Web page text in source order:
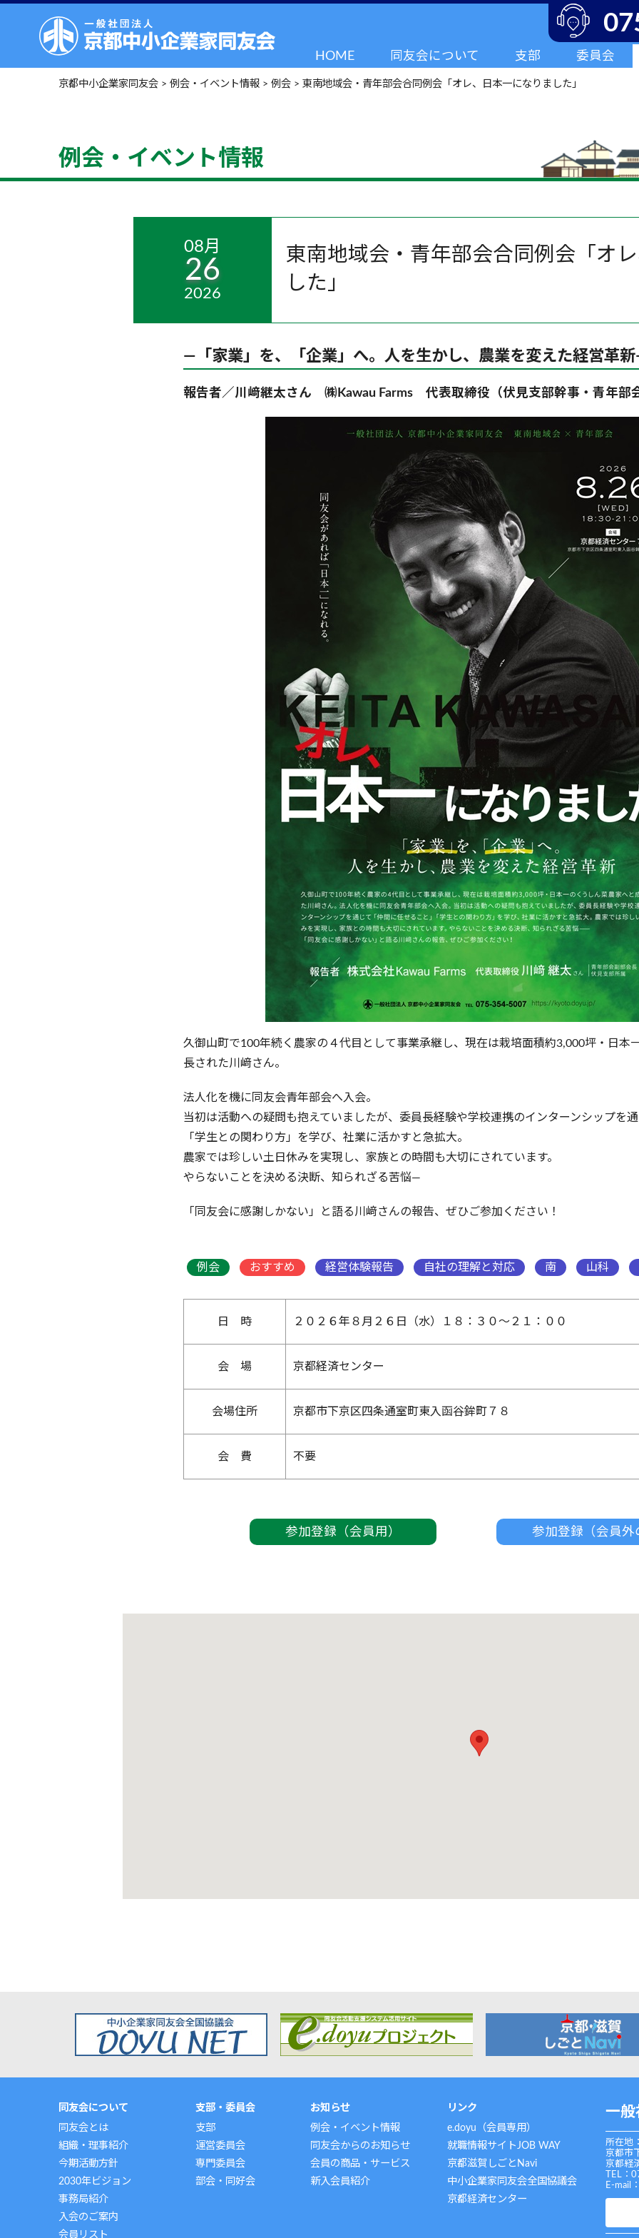
HOME 同友会について 支部 委員会
京都中小企業家同友会 > 例会・イベント情報 > 例会 > 東南地域会・青年部会合同例会「オレ、日本一になりました」
例会・イベント情報
08月
26
2026
東南地域会・青年部会合同例会「オ
した」
―「家業」を、「企業」へ。人を生かし、農業を変えた経営革
報告者／川﨑継太さん ㈱Kawau Farms 代表取締役（伏見支部幹事・青年部
久御山町で100年続く農家の４代目として事業承継し、現在は栽培面積約3,000坪・日本
長された川﨑さん。
法人化を機に同友会青年部会へ入会。
当初は活動への疑問も抱えていましたが、委員長経験や学校連携のインターンシップを
「学生との関わり方」を学び、社業に活かすと急拡大。
農家では珍しい土日休みを実現し、家族との時間も大切にされています。
やらないことを決める決断、知られざる苦悩―
「同友会に感謝しかない」と語る川﨑さんの報告、ぜひご参加ください！
例会 おすすめ 経営体験報告 自社の理解と対応 南 山科
日 時 ２０２６年８月２６日（水）１８：３０～２１：００
会 場 京都経済センター
会場住所 京都市下京区四条通室町東入函谷鉾町７８
会 費 不要
参加登録（会員用） 参加登録（会員外
同友会について
同友会とは
組織・理事紹介
今期活動方針
2030年ビジョン
事務局紹介
入会のご案内
会員リスト
支部・委員会
支部
運営委員会
専門委員会
部会・同好会
お知らせ
例会・イベント情報
同友会からのお知らせ
会員の商品・サービス
新入会員紹介
リンク
e.doyu（会員専用）
就職情報サイトJOB WAY
京都滋賀しごとNavi
中小企業家同友会全国協議会
京都経済センター
一般
所在地
京都市
京都経
TEL
E-mail